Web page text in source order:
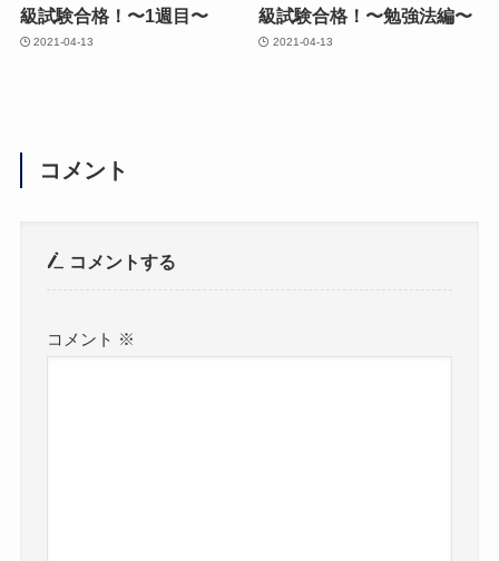
級試験合格！〜1週目〜
2021-04-13
級試験合格！〜勉強法編〜
2021-04-13
コメント
コメントする
コメント ※